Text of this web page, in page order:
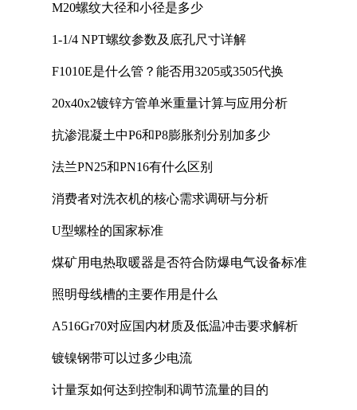
M20螺纹大径和小径是多少
1-1/4 NPT螺纹参数及底孔尺寸详解
F1010E是什么管？能否用3205或3505代换
20x40x2镀锌方管单米重量计算与应用分析
抗渗混凝土中P6和P8膨胀剂分别加多少
法兰PN25和PN16有什么区别
消费者对洗衣机的核心需求调研与分析
U型螺栓的国家标准
煤矿用电热取暖器是否符合防爆电气设备标准
照明母线槽的主要作用是什么
A516Gr70对应国内材质及低温冲击要求解析
镀镍钢带可以过多少电流
计量泵如何达到控制和调节流量的目的